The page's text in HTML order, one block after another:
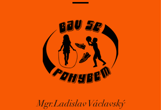
Mgr.Ladislav Václavský